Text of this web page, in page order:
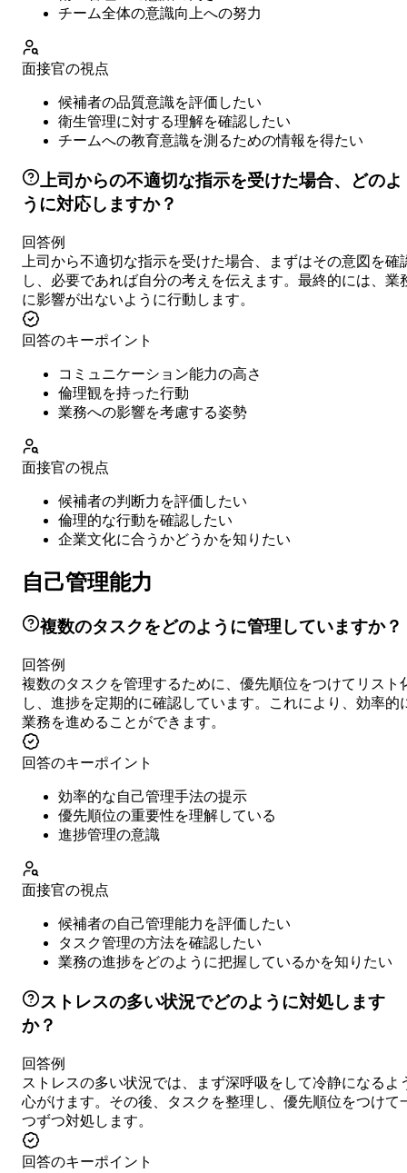
チーム全体の意識向上への努力
面接官の視点
候補者の品質意識を評価したい
衛生管理に対する理解を確認したい
チームへの教育意識を測るための情報を得たい
上司からの不適切な指示を受けた場合、どのよ
うに対応しますか？
回答例
上司から不適切な指示を受けた場合、まずはその意図を確
し、必要であれば自分の考えを伝えます。最終的には、業
に影響が出ないように行動します。
回答のキーポイント
コミュニケーション能力の高さ
倫理観を持った行動
業務への影響を考慮する姿勢
面接官の視点
候補者の判断力を評価したい
倫理的な行動を確認したい
企業文化に合うかどうかを知りたい
自己管理能力
複数のタスクをどのように管理していますか？
回答例
複数のタスクを管理するために、優先順位をつけてリスト
し、進捗を定期的に確認しています。これにより、効率的
業務を進めることができます。
回答のキーポイント
効率的な自己管理手法の提示
優先順位の重要性を理解している
進捗管理の意識
面接官の視点
候補者の自己管理能力を評価したい
タスク管理の方法を確認したい
業務の進捗をどのように把握しているかを知りたい
ストレスの多い状況でどのように対処します
か？
回答例
ストレスの多い状況では、まず深呼吸をして冷静になるよ
心がけます。その後、タスクを整理し、優先順位をつけて
つずつ対処します。
回答のキーポイント